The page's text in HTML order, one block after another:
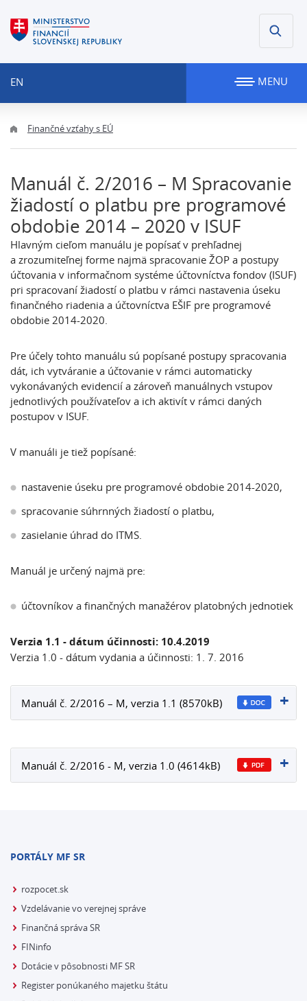
EN MENU
Finančné vzťahy s EÚ
Manuál č. 2/2016 – M Spracovanie
žiadostí o platbu pre programové
obdobie 2014 – 2020 v ISUF
Hlavným cieľom manuálu je popísať v prehľadnej
a zrozumiteľnej forme najmä spracovanie ŽOP a postupy
účtovania v informačnom systéme účtovníctva fondov (ISUF)
pri spracovaní žiadostí o platbu v rámci nastavenia úseku
finančného riadenia a účtovníctva EŠIF pre programové
obdobie 2014-2020.
Pre účely tohto manuálu sú popísané postupy spracovania
dát, ich vytváranie a účtovanie v rámci automaticky
vykonávaných evidencií a zároveň manuálnych vstupov
jednotlivých používateľov a ich aktivít v rámci daných
postupov v ISUF.
V manuáli je tiež popísané:
nastavenie úseku pre programové obdobie 2014-2020,
spracovanie súhrnných žiadostí o platbu,
zasielanie úhrad do ITMS.
Manuál je určený najmä pre:
účtovníkov a finančných manažérov platobných jednotiek
Verzia 1.1 - dátum účinnosti: 10.4.2019
Verzia 1.0 - dátum vydania a účinnosti: 1. 7. 2016
Manuál č. 2/2016 – M, verzia 1.1 (8570kB)
Manuál č. 2/2016 - M, verzia 1.0 (4614kB)
PORTÁLY MF SR
rozpocet.sk
Vzdelávanie vo verejnej správe
Finančná správa SR
FINinfo
Dotácie v pôsobnosti MF SR
Register ponúkaného majetku štátu